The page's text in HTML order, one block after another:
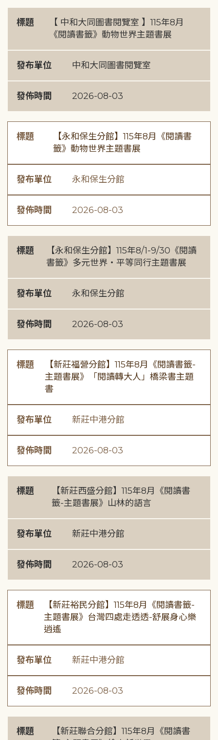
標題
【 中和大同圖書閱覽室 】115年8月
《閱讀書籤》動物世界主題書展
發布單位 中和大同圖書閱覽室
發佈時間 2026-08-03
標題
【永和保生分館】115年8月《閱讀書
籤》動物世界主題書展
發布單位 永和保生分館
發佈時間 2026-08-03
標題
【永和保生分館】115年8/1-9/30《閱讀
書籤》多元世界・平等同行主題書展
發布單位 永和保生分館
發佈時間 2026-08-03
標題
【新莊福營分館】115年8月《閱讀書籤-
主題書展》「閱讀轉大人」橋梁書主題
書
發布單位 新莊中港分館
發佈時間 2026-08-03
標題
【新莊西盛分館】115年8月《閱讀書
籤-主題書展》山林的語言
發布單位 新莊中港分館
發佈時間 2026-08-03
標題
【新莊裕民分館】115年8月《閱讀書籤-
主題書展》台灣四處走透透-舒展身心樂
逍遙
發布單位 新莊中港分館
發佈時間 2026-08-03
標題
【新莊聯合分館】115年8月《閱讀書